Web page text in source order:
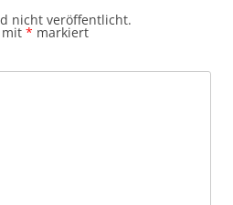
nicht veröffentlicht.
mit * markiert